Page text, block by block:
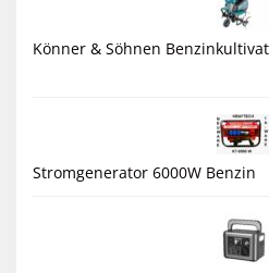
Könner & Söhnen
Stromgenerator 6000W Benzin